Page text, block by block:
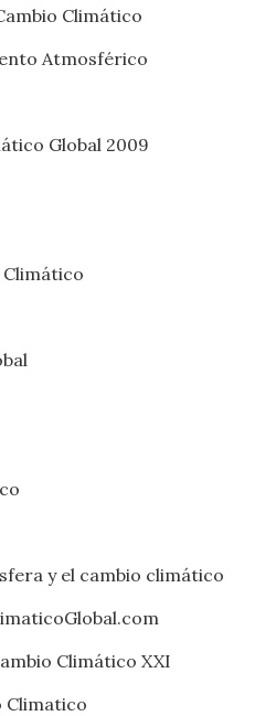
Climático
Atmosférico
Global 2009
Climático
y el cambio climático
Climático XXI
Climatico